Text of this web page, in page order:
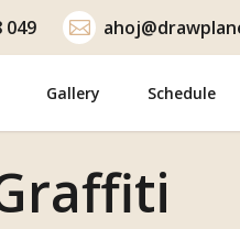
049
Gallery Schedule